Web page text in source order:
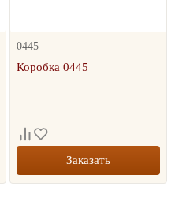
0445
Коробка 0445
Заказать